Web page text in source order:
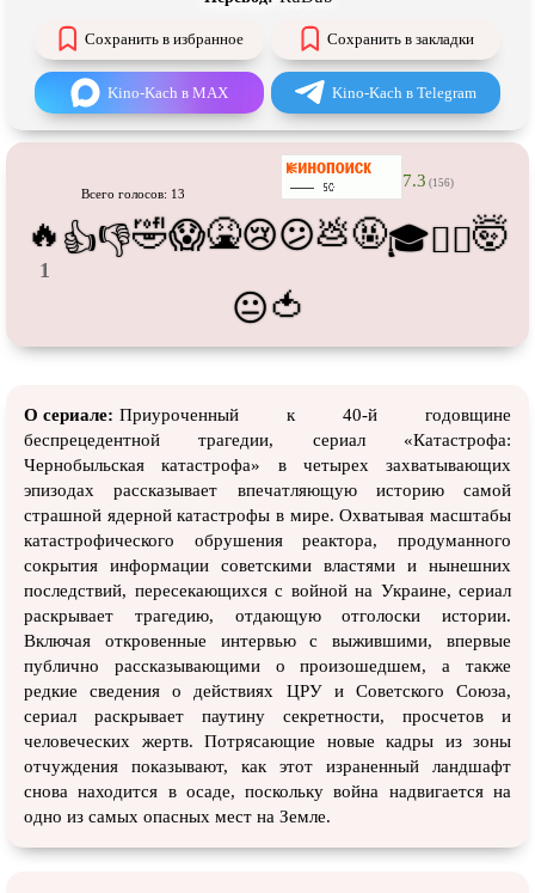
Про танцы
Про тюрьму Про футбол
Про хакеров Про хоккей ифигурное
катание
Режиссёрская версия
Роуд-муви Сверхспособности
Ситком
Сцены с
Турецкий сериал Чёрная комедия
Сохранить в избранное Сохранить в закладки
Kino-Kach в MAX Kino-Kach в Telegram
Всего голосов: 13
7.3 (156)
🔥
1
👍👎🤣😱🤮😢😕💩🤬🎓😵‍💫🤯
😐🍅
О сериале: Приуроченный к 40-й годовщине
беспрецедентной трагедии, сериал «Катастрофа:
Чернобыльская катастрофа» в четырех захватывающих
эпизодах рассказывает впечатляющую историю самой
страшной ядерной катастрофы в мире. Охватывая масштабы
катастрофического обрушения реактора, продуманного
сокрытия информации советскими властями и нынешних
последствий, пересекающихся с войной на Украине, сериал
раскрывает трагедию, отдающую отголоски истории.
Включая откровенные интервью с выжившими, впервые
публично рассказывающими о произошедшем, а также
редкие сведения о действиях ЦРУ и Советского Союза,
сериал раскрывает паутину секретности, просчетов и
человеческих жертв. Потрясающие новые кадры из зоны
отчуждения показывают, как этот израненный ландшафт
снова находится в осаде, поскольку война надвигается на
одно из самых опасных мест на Земле.